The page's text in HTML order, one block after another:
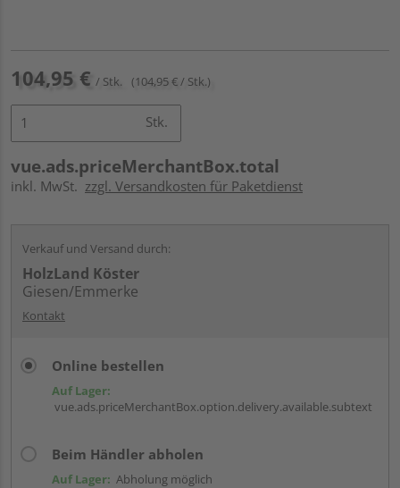
104,95 € / Stk. (104,95 € / Stk.)
Stk.
vue.ads.priceMerchantBox.total
inkl. MwSt. zzgl. Versandkosten für Paketdienst
Verkauf und Versand durch:
HolzLand Köster
Giesen/Emmerke
Kontakt
Online bestellen
Auf Lager:
vue.ads.priceMerchantBox.option.delivery.available.subtext
Beim Händler abholen
Auf Lager: Abholung möglich